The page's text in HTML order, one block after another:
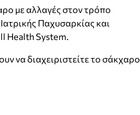
με αλλαγές στον τρόπο
Παχυσαρκίας και
Health System.
να διαχειριστείτε το σάκχαρο